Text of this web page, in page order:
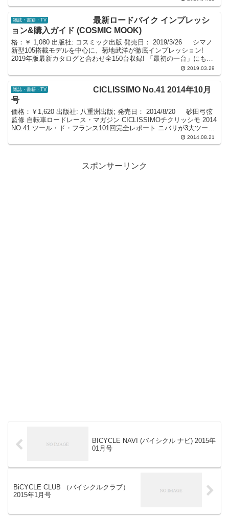
雑誌・書籍・TV
最新ロードバイク インプレッシ
ョン&購入ガイド (COSMIC MOOK)
格：￥ 1,080 出版社: コスミック出版 発売日： 2019/3/26 シマノ
新型105搭載モデルを中心に、菊地武洋が徹底インプレッション!
2019年版最新カタログと合わせ全150台収録! 「最初の一台」にも
2019.03.29
雑誌・書籍・TV
CICLISSIMO No.41 2014年10月
号
価格：￥1,620 出版社: 八重洲出版; 発売日： 2014/8/20 砂田弓弦
監修 自転車ロードレース・マガジン CICLISSIMOチクリッシモ 2014
NO.41 ツール・ド・フランス101回完全レポート ニバリが3大ツール
2014.08.21
スポンサーリンク
BICYCLE NAVI (バイシクル ナビ) 2015年
01月号
BiCYCLE CLUB （バイシクルクラブ）
2015年1月号